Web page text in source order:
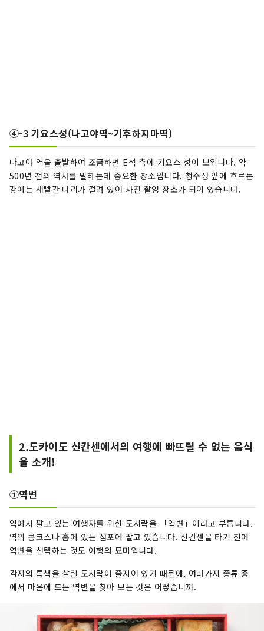
④-3 기요스성(나고야역~기후하지마역)
나고야 역을 출발하여 조금하면 E석 측에 기요스 성이 보입니다. 약
500년 전의 역사를 말하는데 중요한 장소입니다. 청주성 앞에 흐르는
강에는 새빨간 다리가 걸려 있어 사진 촬영 장소가 되어 있습니다.
2.도카이도 신칸센에서의 여행에 빠뜨릴 수 없는 음식
을 소개!
①역변
역에서 팔고 있는 여행자를 위한 도시락을 「역변」이라고 부릅니다.
역의 콩코스나 홈에 있는 점포에 팔고 있습니다. 신칸센을 타기 전에
역변을 선택하는 것도 여행의 묘미입니다.
각지의 특색을 살린 도시락이 줄지어 있기 때문에, 여러가지 종류 중
에서 마음에 드는 역변을 찾아 보는 것은 어떻습니까.